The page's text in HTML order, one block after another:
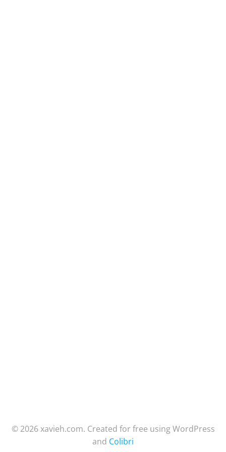
© 2026 xavieh.com. Created for free using WordPress
and Colibri